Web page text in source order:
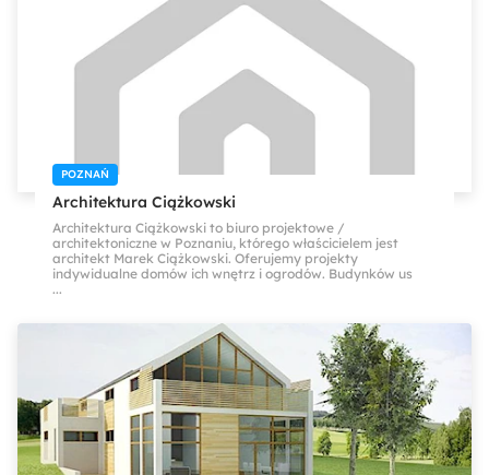
POZNAŃ
Architektura Ciążkowski
Architektura Ciążkowski to biuro projektowe /
architektoniczne w Poznaniu, którego właścicielem jest
architekt Marek Ciążkowski. Oferujemy projekty
indywidualne domów ich wnętrz i ogrodów. Budynków us
...